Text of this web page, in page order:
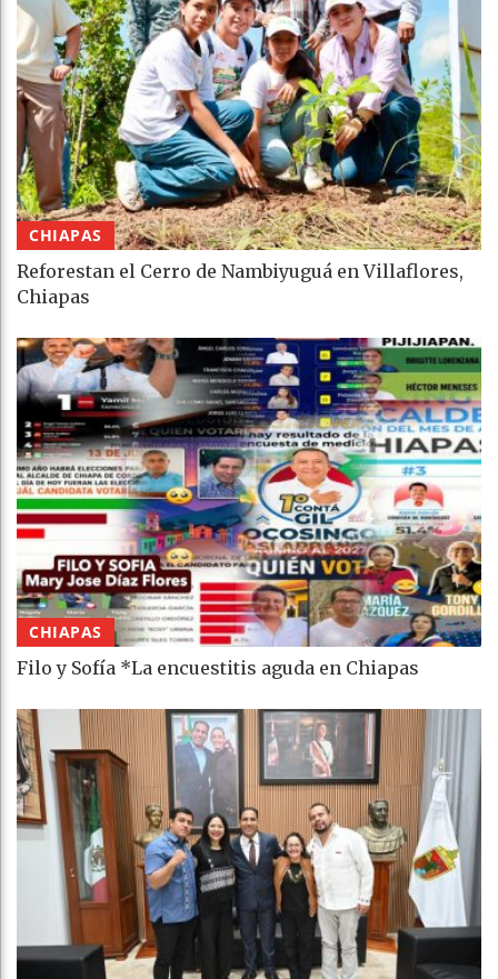
CHIAPAS
Reforestan el Cerro de Nambiyuguá en Villaflores,
Chiapas
CHIAPAS
Filo y Sofía *La encuestitis aguda en Chiapas